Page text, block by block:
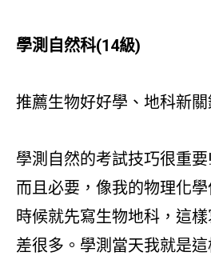
學測自然科(14級)
推薦生物好好學、地科新
學測自然的考試技巧很重
而且必要，像我的物理化
時候就先寫生物地科，這
差很多。學測當天我就是